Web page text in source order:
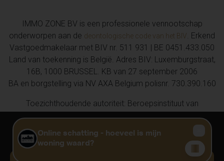
IMMO ZONE BV is een professionele vennootschap
onderworpen aan de deontologische code van het BIV
. Erkend
Vastgoedmakelaar met BIV nr. 511 931 | BE 0451.433.050
Land van toekenning is België. Adres BIV: Luxemburgstraat,
16B, 1000 BRUSSEL. KB van 27 september 2006
BA en borgstelling via NV AXA Belgium polisnr. 730.390.160
Toezichthoudende autoriteit: Beroepsinstituut van